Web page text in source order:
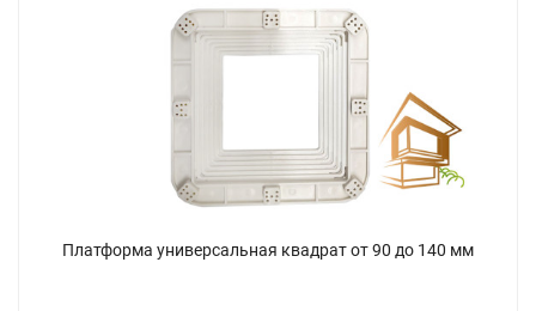
Платформа универсальная квадрат от 90 до 140 мм